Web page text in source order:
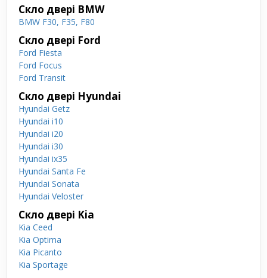
Скло двері BMW
BMW F30, F35, F80
Скло двері Ford
Ford Fiesta
Ford Focus
Ford Transit
Скло двері Hyundai
Hyundai Getz
Hyundai i10
Hyundai i20
Hyundai i30
Hyundai ix35
Hyundai Santa Fe
Hyundai Sonata
Hyundai Veloster
Скло двері Kia
Kia Ceed
Kia Optima
Kia Picanto
Kia Sportage